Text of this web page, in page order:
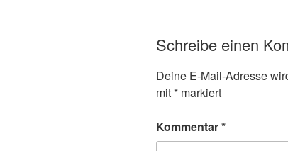
Schreibe einen
Deine E-Mail-Adresse
mit* markiert
Kommentar*